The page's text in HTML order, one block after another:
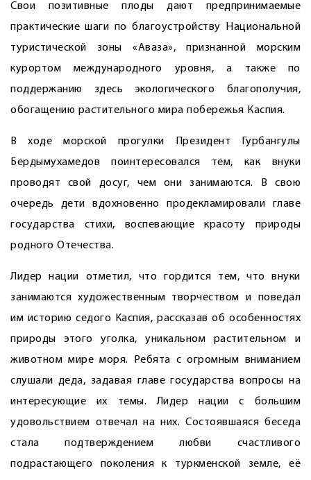
Свои позитивные плоды дают предпринимаемые
практические шаги по благоустройству Национальной
туристической зоны «Аваза», признанной морским
курортом международного уровня, а также по
поддержанию здесь экологического благополучия,
обогащению растительного мира побережья Каспия.
В ходе морской прогулки Президент Гурбангулы
Бердымухамедов поинтересовался тем, как внуки
проводят свой досуг, чем они занимаются. В свою
очередь дети вдохновенно продекламировали главе
государства стихи, воспевающие красоту природы
родного Отечества.
Лидер нации отметил, что гордится тем, что внуки
занимаются художественным творчеством и поведал
им историю седого Каспия, рассказав об особенностях
природы этого уголка, уникальном растительном и
животном мире моря. Ребята с огромным вниманием
слушали деда, задавая главе государства вопросы на
интересующие их темы. Лидер нации с большим
удовольствием отвечал на них. Состоявшая­ся беседа
стала подтверждением любви счастливого
подрастающего поколения к туркменской земле, её